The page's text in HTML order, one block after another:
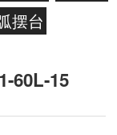
摆台
60L-15